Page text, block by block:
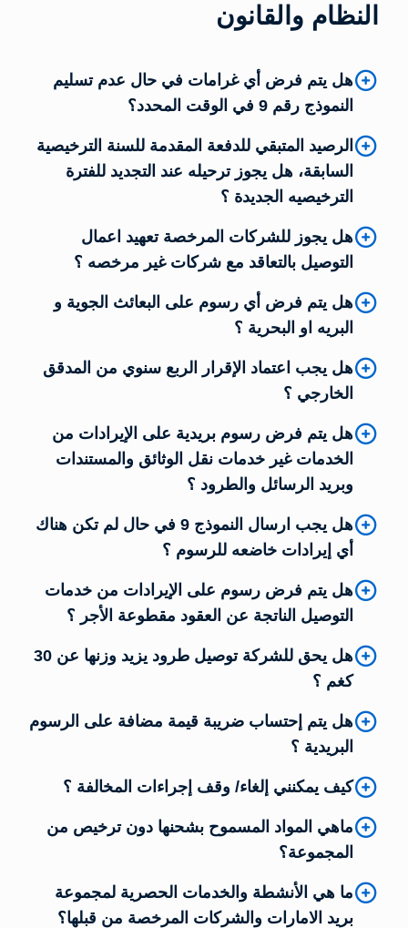
النظام والقانون
هل يتم فرض أي غرامات في حال عدم تسليم
النموذج رقم 9 في الوقت المحدد؟
الرصيد المتبقي للدفعة المقدمة للسنة الترخيصية
السابقة، هل يجوز ترحيله عند التجديد للفترة
الترخيصيه الجديدة ؟
هل يجوز للشركات المرخصة تعهيد اعمال
التوصيل بالتعاقد مع شركات غير مرخصه ؟
هل يتم فرض أي رسوم على البعائث الجوية و
البريه او البحرية ؟
هل يجب اعتماد الإقرار الربع سنوي من المدقق
الخارجي ؟
هل يتم فرض رسوم بريدية على الإيرادات من
الخدمات غير خدمات نقل الوثائق والمستندات
وبريد الرسائل والطرود ؟
هل يجب ارسال النموذج 9 في حال لم تكن هناك
أي إيرادات خاضعه للرسوم ؟
هل يتم فرض رسوم على الإيرادات من خدمات
التوصيل الناتجة عن العقود مقطوعة الأجر ؟
هل يحق للشركة توصيل طرود يزيد وزنها عن 30
كغم ؟
هل يتم إحتساب ضريبة قيمة مضافة على الرسوم
البريدية ؟
كيف يمكنني إلغاء/ وقف إجراءات المخالفة ؟
ماهي المواد المسموح بشحنها دون ترخيص من
المجموعة؟
ما هي الأنشطة والخدمات الحصرية لمجموعة
بريد الامارات والشركات المرخصة من قبلها؟